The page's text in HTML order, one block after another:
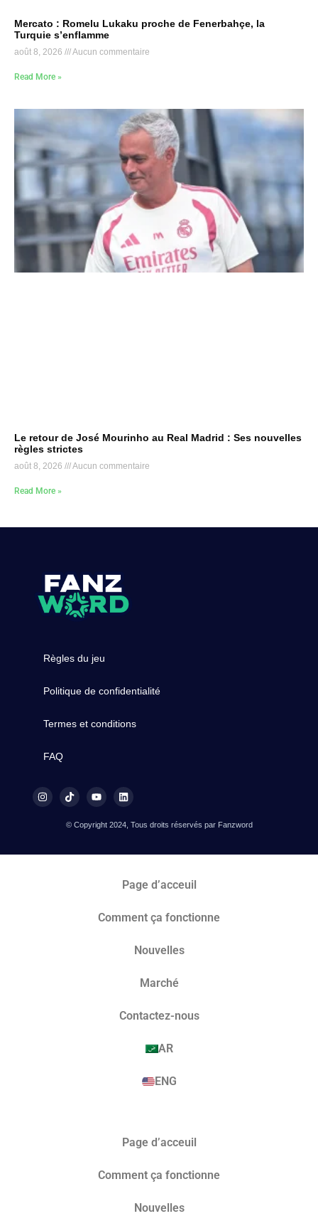
Mercato : Romelu Lukaku proche de Fenerbahçe, la
Turquie s’enflamme
août 8, 2026 Aucun commentaire
Read More »
Le retour de José Mourinho au Real Madrid : Ses nouvelles
règles strictes
août 8, 2026 Aucun commentaire
Read More »
Règles du jeu
Politique de confidentialité
Termes et conditions
FAQ
© Copyright 2024, Tous droits réservés par Fanzword
Page d’acceuil
Comment ça fonctionne
Nouvelles
Marché​
Contactez-nous
AR
ENG
Page d’acceuil
Comment ça fonctionne
Nouvelles